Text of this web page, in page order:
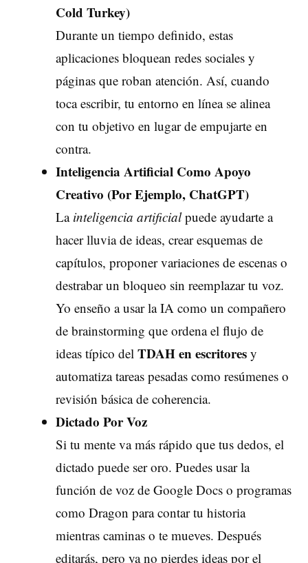
Cold Turkey)
Durante un tiempo definido, estas
aplicaciones bloquean redes sociales y
páginas que roban atención. Así, cuando
toca escribir, tu entorno en línea se alinea
con tu objetivo en lugar de empujarte en
contra.
Inteligencia Artificial Como Apoyo
Creativo (Por Ejemplo, ChatGPT)
La inteligencia artificialpuede ayudarte a
hacer lluvia de ideas, crear esquemas de
capítulos, proponer variaciones de escenas o
destrabar un bloqueo sin reemplazar tu voz.
Yo enseño a usar la IA como un compañero
de brainstorming que ordena el flujo de
ideas típico del TDAH en escritores y
automatiza tareas pesadas como resúmenes o
revisión básica de coherencia.
Dictado Por Voz
Si tu mente va más rápido que tus dedos, el
dictado puede ser oro. Puedes usar la
función de voz de Google Docs o programas
como Dragon para contar tu historia
mientras caminas o te mueves. Después
editarás, pero ya no pierdes ideas por el